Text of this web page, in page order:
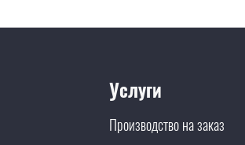
Услуги
Производство на заказ